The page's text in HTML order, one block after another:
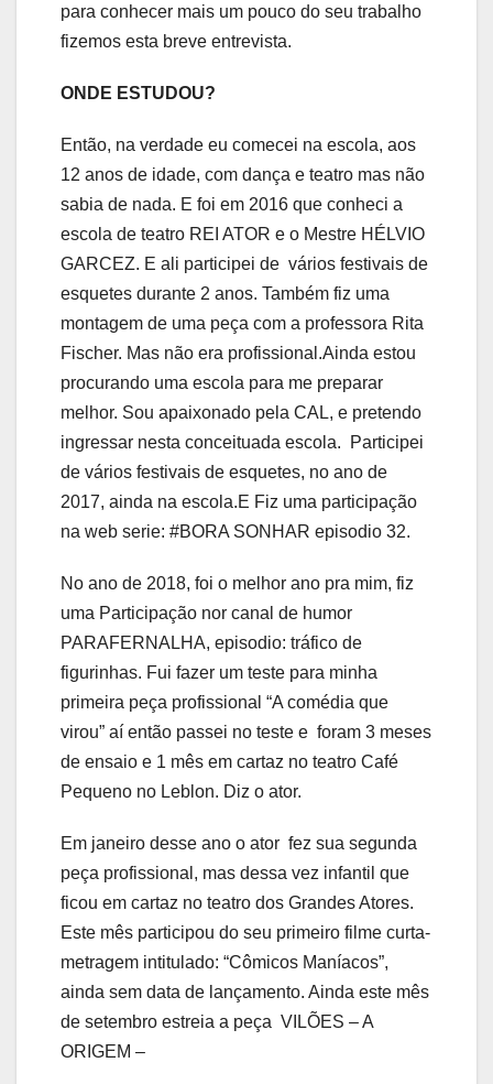
para conhecer mais um pouco do seu trabalho
fizemos esta breve entrevista.
ONDE ESTUDOU?
Então, na verdade eu comecei na escola, aos
12 anos de idade, com dança e teatro mas não
sabia de nada. E foi em 2016 que conheci a
escola de teatro REI ATOR e o Mestre HÉLVIO
GARCEZ. E ali participei de vários festivais de
esquetes durante 2 anos. Também fiz uma
montagem de uma peça com a professora Rita
Fischer. Mas não era profissional.Ainda estou
procurando uma escola para me preparar
melhor. Sou apaixonado pela CAL, e pretendo
ingressar nesta conceituada escola.
Participei
de vários festivais de esquetes, no ano de
2017, ainda na escola.E Fiz uma participação
na web serie: #BORA SONHAR episodio 32.
No ano de 2018, foi o melhor ano pra mim, fiz
uma Participação nor canal de humor
PARAFERNALHA, episodio: tráfico de
figurinhas. Fui fazer um teste para minha
primeira peça profissional “A comédia que
virou” aí então passei no teste e foram 3 meses
de ensaio e 1 mês em cartaz no teatro Café
Pequeno no Leblon. Diz o ator.
Em janeiro desse ano o ator fez sua segunda
peça profissional, mas dessa vez infantil que
ficou em cartaz no teatro dos Grandes Atores.
Este mês participou do seu primeiro filme curta-
metragem intitulado: “Cômicos Maníacos”,
ainda sem data de lançamento. Ainda este mês
de setembro estreia a peça VILÕES – A
ORIGEM –